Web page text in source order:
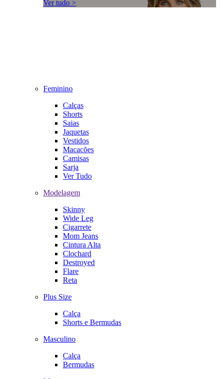
Ver tudo >
Feminino
Calças
Shorts
Saias
Jaquetas
Vestidos
Macacões
Camisas
Sarja
Ver Tudo
Modelagem
Skinny
Wide Leg
Cigarrete
Mom Jeans
Cintura Alta
Clochard
Destroyed
Flare
Reta
Plus Size
Calça
Shorts e Bermudas
Masculino
Calça
Bermudas